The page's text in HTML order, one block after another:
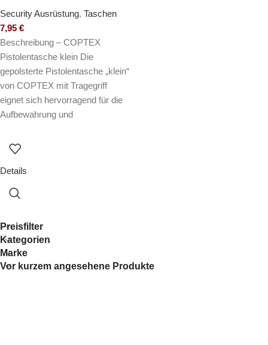
Preisfilter
Kategorien
Marke
Vor kurzem angesehene Produkte
Security Ausrüstung, Taschen
7,95 €
Beschreibung – COPTEX
Pistolentasche klein Die
gepolsterte Pistolentasche „klein“
von COPTEX mit Tragegriff
eignet sich hervorragend für die
Aufbewahrung und
Details